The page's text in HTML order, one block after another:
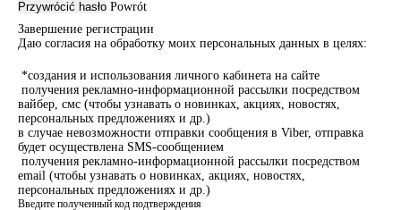
Przywrócić hasło Powrót
Завершение регистрации
Даю согласия на обработку моих персональных данных в целях:
*создания и использования личного кабинета на сайте
получения рекламно-информационной рассылки посредством
вайбер, смс (чтобы узнавать о новинках, акциях, новостях,
персональных предложениях и др.)
в случае невозможности отправки сообщения в Viber, отправка
будет осуществлена SMS-сообщением
получения рекламно-информационной рассылки посредством
email (чтобы узнавать о новинках, акциях, новостях,
персональных предложениях и др.)
Введите полученный код подтверждения